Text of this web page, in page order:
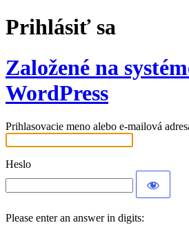
Prihlásiť sa
Založené na
WordPress
Prihlasovacie meno alebo e-mailová
Heslo
Please enter an answer in digits: